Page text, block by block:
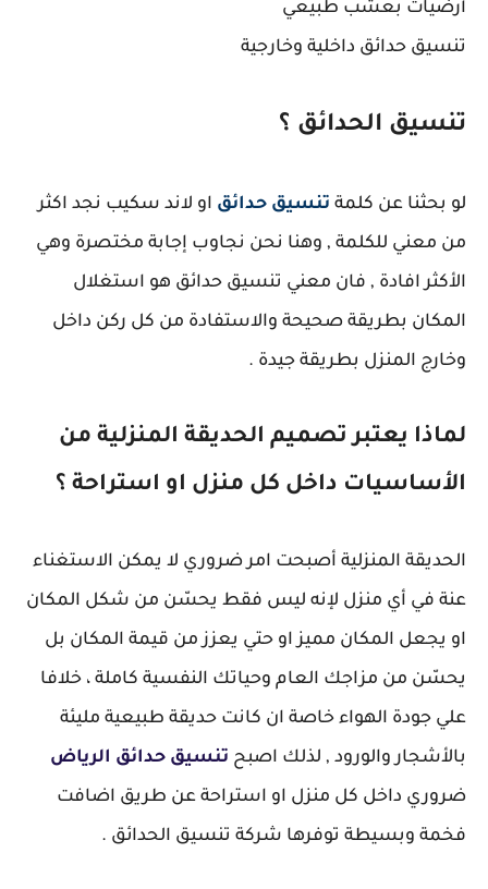
أرضيات بعشب طبيعي
تنسيق حدائق داخلية وخارجية
تنسيق الحدائق ؟
لو بحثنا عن كلمة تنسيق حدائق او لاند سكيب نجد اكثر
من معني للكلمة , وهنا نحن نجاوب إجابة مختصرة وهي
الأكثر افادة , فان معني تنسيق حدائق هو استغلال
المكان بطريقة صحيحة والاستفادة من كل ركن داخل
وخارج المنزل بطريقة جيدة .
لماذا يعتبر تصميم الحديقة المنزلية من
الأساسيات داخل كل منزل او استراحة ؟
الحديقة المنزلية أصبحت امر ضروري لا يمكن الاستغناء
عنة في أي منزل لإنه ليس فقط يحسّن من شكل المكان
او يجعل المكان مميز او حتي يعزز من قيمة المكان بل
يحسّن من مزاجك العام وحياتك النفسية كاملة ، خلافا
علي جودة الهواء خاصة ان كانت حديقة طبيعية مليئة
بالأشجار والورود , لذلك اصبح تنسيق حدائق الرياض
ضروري داخل كل منزل او استراحة عن طريق اضافت
فخمة وبسيطة توفرها شركة تنسيق الحدائق .